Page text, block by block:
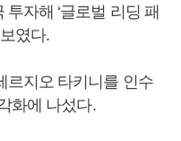
자해 ‘글로벌 리딩 패
였다.
르지오 타키니를 인수
화에 나섰다.